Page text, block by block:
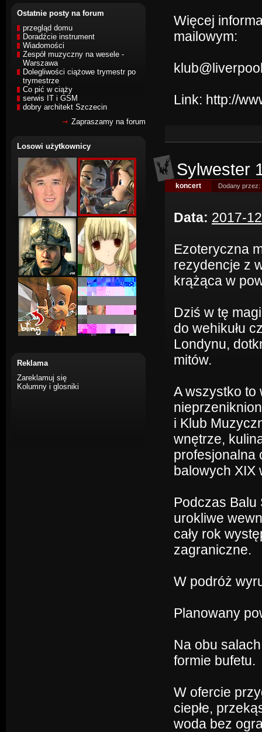
Ostatnie posty na forum
przegląd domu
Doradźcie instrument
Wiadomości
Zespół muzyczny na wesele -
Warszawa
Dolegliwości ciążowe trymestr po
trymestrze
Co pić w ciąży
serwis IT i GSM
dobry architekt Szczecin
Zapraszamy na forum
Losowi użytkownicy
Reklama
Zareklamuj się
Kolumny i glosniki
Więcej
mailowym:
Link: http://
Sylwester
koncert Dodany przez:
Data: 2017-
Ezoteryczna
rezydencje z
krążąca w
Dziś w tę
do wehikułu
Londynu,
mitów.
A wszystko to
i Klub
wnętrze,
profesjonalna
balowych XIX
Podczas Balu
urokliwe
cały rok
zagraniczne.
W podróż
Planowany
Na obu
formie bufetu.
W ofercie
ciepłe,
woda bez